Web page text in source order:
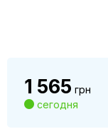
1 565 грн
сегодня